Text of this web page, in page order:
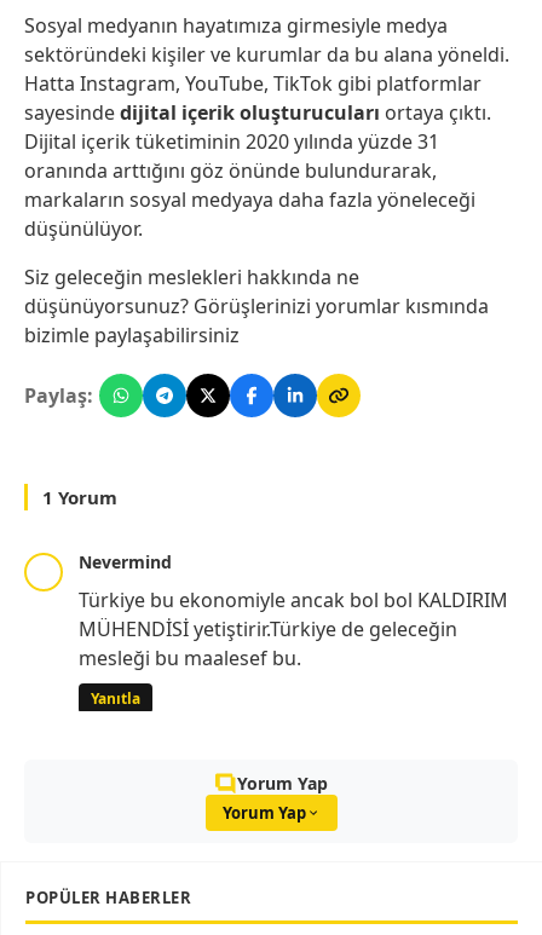
Sosyal medyanın hayatımıza girmesiyle medya
sektöründeki kişiler ve kurumlar da bu alana yöneldi.
Hatta Instagram, YouTube, TikTok gibi platformlar
sayesindedijital içerik oluşturucuları ortaya çıktı.
Dijital içerik tüketiminin 2020 yılında yüzde 31
oranında arttığını göz önünde bulundurarak,
markaların sosyal medyaya daha fazla yöneleceği
düşünülüyor.
Siz geleceğin meslekleri hakkında ne
düşünüyorsunuz? Görüşlerinizi yorumlar kısmında
bizimle paylaşabilirsiniz
Paylaş:
1 Yorum
Nevermind
Türkiye bu ekonomiyle ancak bol bol KALDIRIM
MÜHENDİSİ yetiştirir.Türkiye de geleceğin
mesleği bu maalesef bu.
Yanıtla
Yorum Yap
Yorum Yap
POPÜLER HABERLER